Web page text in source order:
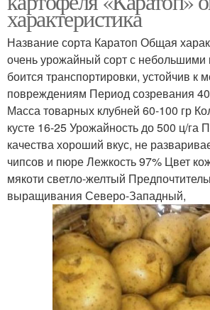
характеристика
Название сорта Каратоп Общая
очень урожайный сорт с небольшими
боится транспортировки, устойчив к
повреждениям Период созревания
Масса товарных клубней 60-100 гр
кусте 16-25 Урожайность до 500 ц/га
качества хороший вкус, не
чипсов и пюре Лежкость 97% Цвет
мякоти светло-желтый
выращивания Северо-Западный,